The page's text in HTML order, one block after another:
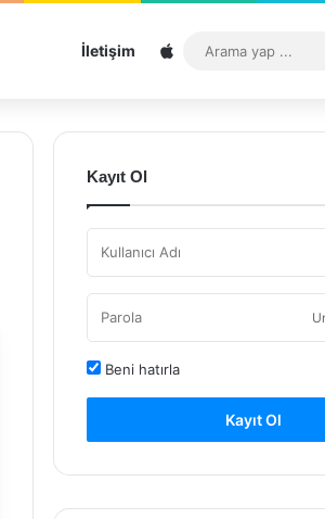
İletişim Sitemap
Kayıt Ol
Beni hatırla
Kayıt Ol